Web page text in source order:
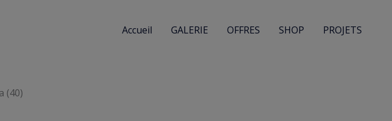
Accueil GALERIE OFFRES SHOP PROJETS
(40)